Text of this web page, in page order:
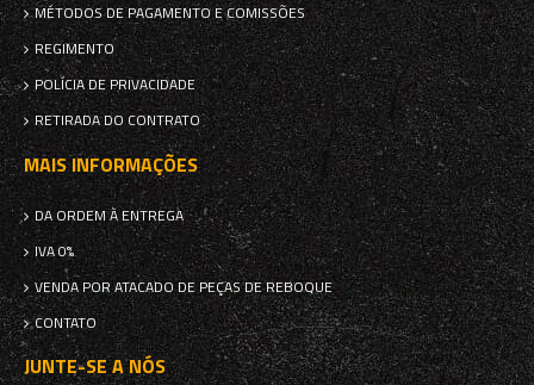
MÉTODOS DE PAGAMENTO E COMISSÕES
REGIMENTO
POLÍCIA DE PRIVACIDADE
RETIRADA DO CONTRATO
MAIS INFORMAÇÕES
DA ORDEM À ENTREGA
IVA 0%
VENDA POR ATACADO DE PEÇAS DE REBOQUE
CONTATO
JUNTE-SE A NÓS